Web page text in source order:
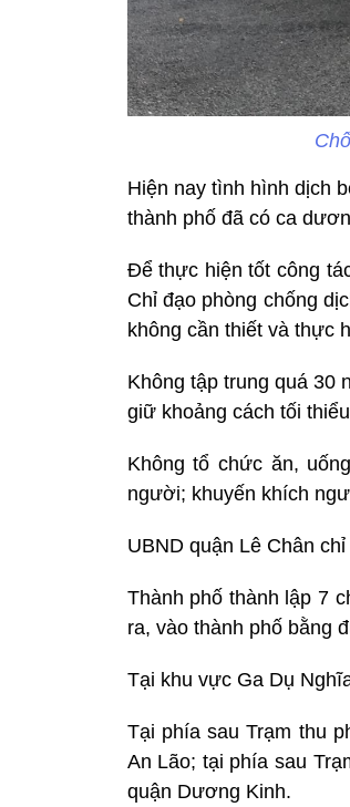
Hiện nay tình hình dịch
thành phố đã có ca
Để thực hiện tốt công
Chỉ đạo phòng chống
không cần thiết và thực
Không tập trung quá 30
giữ khoảng cách tối
Không tổ chức ăn,
người; khuyến khích
UBND quận Lê Chân
Thành phố thành lập 7
ra, vào thành phố bằng
Tại khu vực Ga Dụ
Tại phía sau Trạm thu
An Lão; tại phía sau
quận Dương Kinh.